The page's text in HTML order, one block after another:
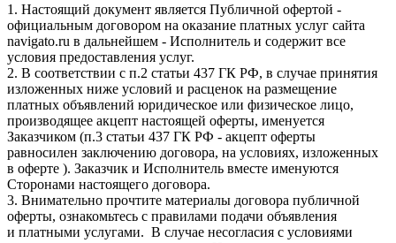
1. Настоящий документ является Публичной офертой -
официальным договором на оказание платных услуг сайта
navigato.ru в дальнейшем - Исполнитель и содержит все
условия предоставления услуг.
2. В соответствии с п.2 статьи 437 ГК РФ, в случае принятия
изложенных ниже условий и расценок на размещение
платных объявлений юридическое или физическое лицо,
производящее акцепт настоящей оферты, именуется
Заказчиком (п.3 статьи 437 ГК РФ - акцепт оферты
равносилен заключению договора, на условиях, изложенных
в оферте ). Заказчик и Исполнитель вместе именуются
Сторонами настоящего договора.
3. Внимательно прочтите материалы договора публичной
оферты, ознакомьтесь с правилами подачи объявления
и платными услугами. В случае несогласия с условиями